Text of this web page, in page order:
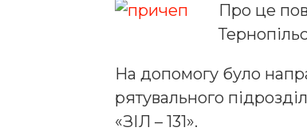
Про це
На допомогу було
рятувального
«ЗІЛ – 131».